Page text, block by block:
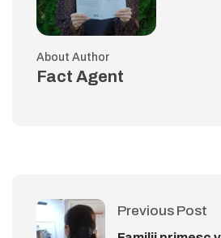
About Author
Fact Agent
Previous Post